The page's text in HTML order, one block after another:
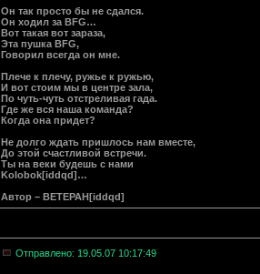
Он так просто бы не сдался.
Он ходил за BFG…
Вот такая вот зараза,
Эта пушка BFG,
Говорил всегда он мне.
Плече к плечу, ружье к ружью,
И вот стоим мы в центре зала,
По чуть-чуть отстреливая гада.
Где же вся наша команда?
Когда она придет?
Не долго ждать пришлось нам вместе,
До этой счастливой встречи.
Ты на веки будешь с нами
Kolobok[iddqd]…
Автор – BETEPAH[iddqd]
Отправлено: 19.05.07 10:17:49